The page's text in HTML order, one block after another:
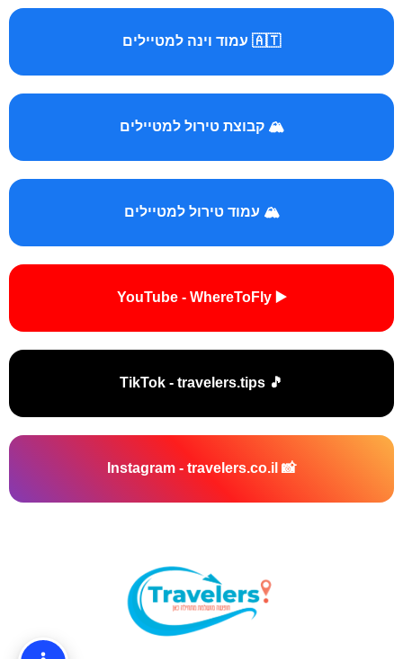
🇦🇹 עמוד וינה למטיילים
🏔️ קבוצת טירול למטיילים
🏔️ עמוד טירול למטיילים
▶️ YouTube - WhereToFly
🎵 TikTok - travelers.tips
📸 Instagram - travelers.co.il